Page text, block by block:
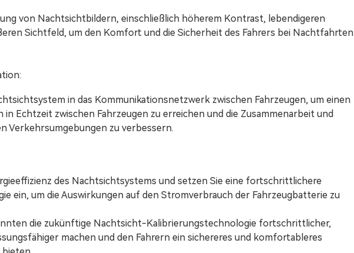
von Nachtsichtbildern, einschließlich höherem Kontrast, lebendigeren
Sichtfeld, um den Komfort und die Sicherheit des Fahrers bei Nachtfahrten
in das Kommunikationsnetzwerk zwischen Fahrzeugen, um einen
Echtzeit zwischen Fahrzeugen zu erreichen und die Zusammenarbeit und
Verkehrsumgebungen zu verbessern.
des Nachtsichtsystems und setzen Sie eine fortschrittlichere
ein, um die Auswirkungen auf den Stromverbrauch der Fahrzeugbatterie zu
die zukünftige Nachtsicht-Kalibrierungstechnologie fortschrittlicher,
machen und den Fahrern ein sichereres und komfortableres